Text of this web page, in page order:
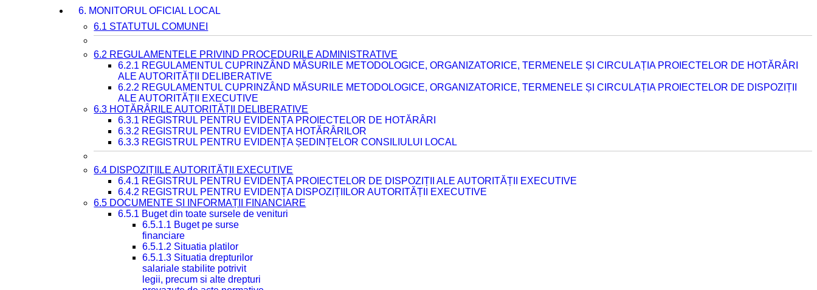
6. MONITORUL OFICIAL LOCAL
6.1 STATUTUL COMUNEI
6.2 REGULAMENTELE PRIVIND PROCEDURILE ADMINISTRATIVE
6.2.1 REGULAMENTUL CUPRINZÂND MĂSURILE METODOLOGICE, ORGANIZATORICE, TERMENELE ȘI CIRCULAȚIA PROIECTELOR DE HOTĂRÂRI
ALE AUTORITĂȚII DELIBERATIVE
6.2.2 REGULAMENTUL CUPRINZÂND MĂSURILE METODOLOGICE, ORGANIZATORICE, TERMENELE ȘI CIRCULAȚIA PROIECTELOR DE DISPOZIȚII
ALE AUTORITĂȚII EXECUTIVE
6.3 HOTĂRÂRILE AUTORITĂȚII DELIBERATIVE
6.3.1 REGISTRUL PENTRU EVIDENȚA PROIECTELOR DE HOTĂRÂRI
6.3.2 REGISTRUL PENTRU EVIDENȚA HOTĂRÂRILOR
6.3.3 REGISTRUL PENTRU EVIDENȚA ȘEDINȚELOR CONSILIULUI LOCAL
6.4 DISPOZIȚIILE AUTORITĂȚII EXECUTIVE
6.4.1 REGISTRUL PENTRU EVIDENȚA PROIECTELOR DE DISPOZIȚII ALE AUTORITĂȚII EXECUTIVE
6.4.2 REGISTRUL PENTRU EVIDENȚA DISPOZIȚIILOR AUTORITĂȚII EXECUTIVE
6.5 DOCUMENTE ȘI INFORMAȚII FINANCIARE
6.5.1 Buget din toate sursele de venituri
6.5.1.1 Buget pe surse
financiare
6.5.1.2 Situatia platilor
6.5.1.3 Situatia drepturilor
salariale stabilite potrivit
legii, precum si alte drepturi